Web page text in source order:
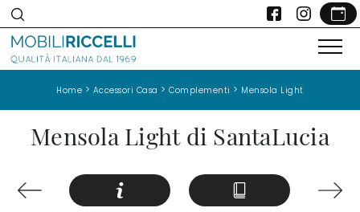
Home > Accessori Casa >Complementi > Mensola Light
Mensola Light di SantaLucia